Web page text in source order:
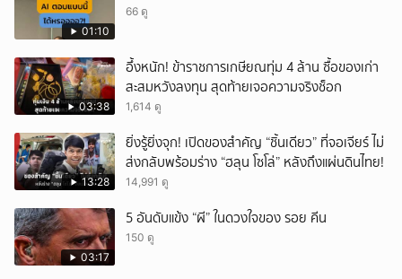
01:10
66 ดู
03:38
อึ้งหนัก! ข้าราชการเกษียณทุ่ม 4 ล้าน ซื้อของเก่า
สะสมหวังลงทุน สุดท้ายเจอความจริงช็อก
1,614 ดู
13:28
ยิ่งรู้ยิ่งจุก! เปิดของสำคัญ “ชิ้นเดียว” ที่จอเจียร์ ไม่
ส่งกลับพร้อมร่าง “ฮลุน โซโล่” หลังถึงแผ่นดินไทย!
14,991 ดู
03:17
5 อันดับแข้ง “ผี” ในดวงใจของ รอย คีน
150 ดู